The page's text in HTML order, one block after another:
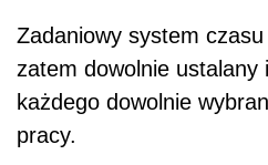
Zadaniowy system
zatem dowolnie
każdego dowolnie
pracy.